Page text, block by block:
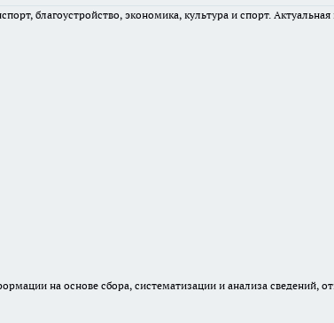
благоустройство, экономика, культура и спорт.
на основе сбора, систематизации и анализа сведений,